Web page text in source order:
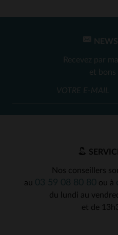
Recevez par
et bons
Nos conseillers
au
ou à
du lundi au
et de